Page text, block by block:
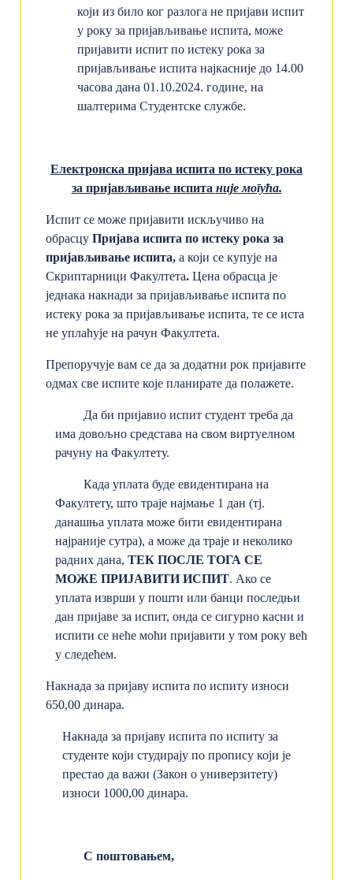
који из било ког разлога не пријави испит
у року за пријављивање испита, може
пријавити испит по истеку рока за
пријављивање испита најкасније до 14.00
часова дана 01.10.2024. године, на
шалтерима Студентске службе.
Електронска пријава испита по истеку рока
за пријављивање испита није могућа.
Испит се може пријавити искључиво на
обрасцу Пријава испита по истеку рока за
пријављивање испита, а који се купује на
Скриптарници Факултета. Цена обрасца је
једнака накнади за пријављивање испита по
истеку рока за пријављивање испита, те се иста
не уплаћује на рачун Факултета.
Препоручује вам се да за додатни рок пријавите
одмах све испите које планирате да полажете.
Да би пријавио испит студент треба да
има довољно средстава на свом виртуелном
рачуну на Факултету.
Када уплата буде евидентирана на
Факултету, што траје најмање 1 дан (тј.
данашња уплата може бити евидентирана
најраније сутра), а може да траје и неколико
радних дана, ТЕК ПОСЛЕ ТОГА СЕ
МОЖЕ ПРИЈАВИТИ ИСПИТ. Ако се
уплата изврши у пошти или банци последњи
дан пријаве за испит, онда се сигурно касни и
испити се неће моћи пријавити у том року већ
у следећем.
Накнада за пријаву испита по испиту износи
650,00 динара.
Накнада за пријаву испита по испиту за
студенте који студирају по пропису који је
престао да важи (Закон о универзитету)
износи 1000,00 динара.
С поштовањем,